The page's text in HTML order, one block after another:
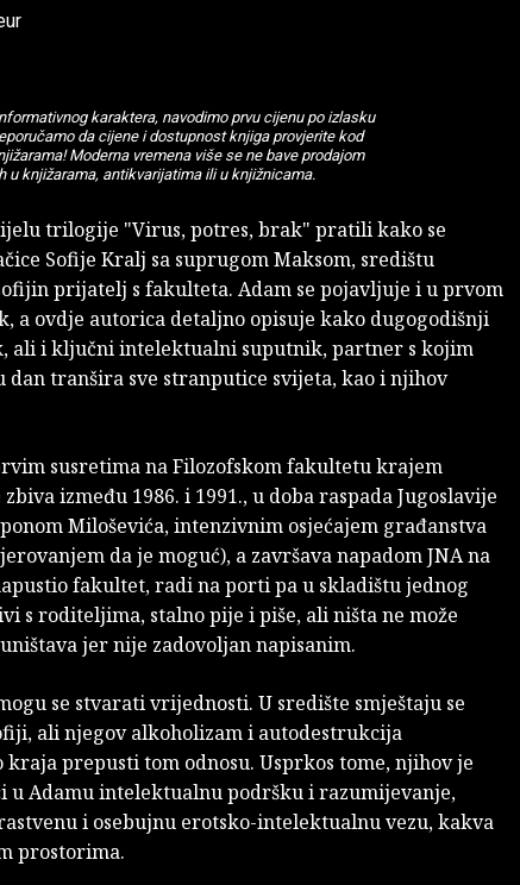
karaktera, navodimo prvu cijenu po izlasku
da cijene i dostupnost knjiga provjerite kod
Moderna vremena više se ne bave prodajom
u knjižarama, antikvarijatima ili u knjižnicama.
trilogije "Virus, potres, brak" pratili kako se
Sofije Kralj sa suprugom Maksom, središtu
prijatelj s fakulteta. Adam se pojavljuje i u prvom
a ovdje autorica detaljno opisuje kako dugogodišnji
ali i ključni intelektualni suputnik, partner s kojim
dan tranšira sve stranputice svijeta, kao i njihov
susretima na Filozofskom fakultetu krajem
između 1986. i 1991., u doba raspada Jugoslavije
Miloševića, intenzivnim osjećajem građanstva
da je moguć), a završava napadom JNA na
fakultet, radi na porti pa u skladištu jednog
s roditeljima, stalno pije i piše, ali ništa ne može
jer nije zadovoljan napisanim.
se stvarati vrijednosti. U središte smještaju se
ali njegov alkoholizam i autodestrukcija
kraja prepusti tom odnosu. Usprkos tome, njihov je
u Adamu intelektualnu podršku i razumijevanje,
i osebujnu erotsko-intelektualnu vezu, kakva
prostorima.